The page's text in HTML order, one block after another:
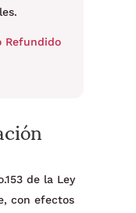
Refundido
de la Ley
con efectos